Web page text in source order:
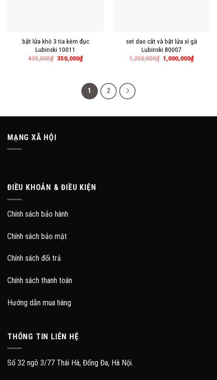
bật lửa khò 3 tia kèm đục
Lubinski 10011
435,000₫ 350,000₫
set dao cắt và bật lửa xì gà
Lubinski 80007
1,250,000₫ 1,000,000₫
1 2
MẠNG XÃ HỘI
ĐIỀU KHOẢN & ĐIỀU KIỆN
Chính sách bảo hành
Chính sách bảo mật
Chính sách đổi trả
Chính sách thanh toán
Hướng dẫn mua hàng
THÔNG TIN LIÊN HỆ
Số 32 ngõ 3/77 Thái Hà, Đống Đa, Hà Nội.